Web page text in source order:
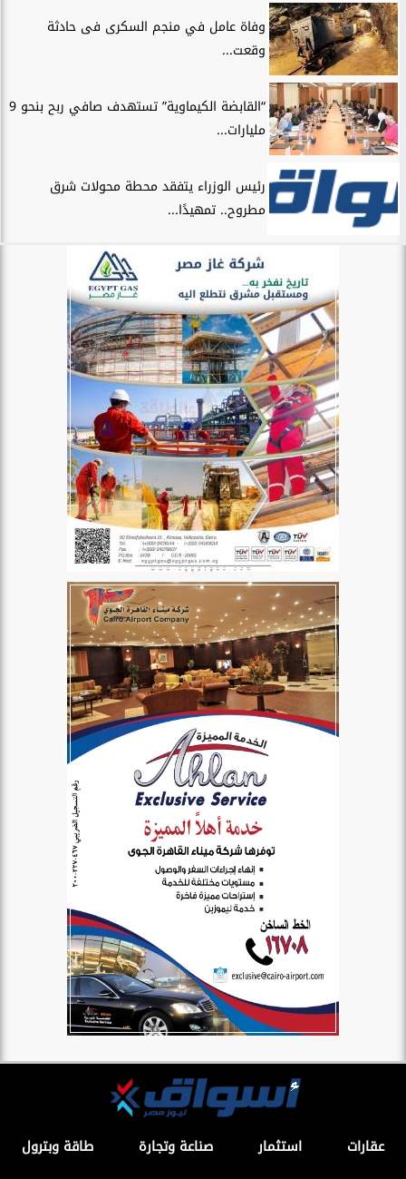
وفاة عامل في منجم السكرى فى حادثة
وقعت...
“القابضة الكيماوية” تستهدف صافي ربح بنحو 9
مليارات...
رئيس الوزراء يتفقد محطة محولات شرق
مطروح.. تمهيدًا...
عقارات استثمار صناعة وتجارة طاقة وبترول